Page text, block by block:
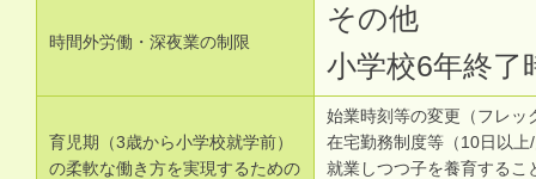
時間外労働・深夜業の制限
その他
小学校6年終了
育児期（3歳から小学校就学前）
の柔軟な働き方を実現するための
始業時刻等の変更（フレッ
在宅勤務制度等（10日以上
就業しつつ子を養育するこ